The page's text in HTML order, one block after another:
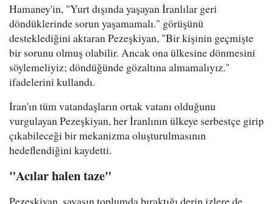
Hamaney'in, "Yurt dışında yaşayan İranlılar geri
döndüklerinde sorun yaşamamalı." görüşünü
desteklediğini aktaran Pezeşkiyan, "Bir kişinin geçmişte
bir sorunu olmuş olabilir. Ancak ona ülkesine dönmesini
söylemeliyiz; döndüğünde gözaltına almamalıyız."
ifadelerini kullandı.
İran'ın tüm vatandaşların ortak vatanı olduğunu
vurgulayan Pezeşkiyan, her İranlının ülkeye serbestçe girip
çıkabileceği bir mekanizma oluşturulmasının
hedeflendiğini kaydetti.
"Acılar halen taze"
Pezeşkiyan, savaşın toplumda bıraktığı derin izlere de